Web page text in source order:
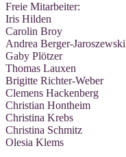
Freie Mit­ar­bei­ter:
Iris Hilden
Caro­lin Broy
Andrea Berger-Jaroszewski
Gaby Plötzer
Tho­mas Lauxen
Bri­git­te Richter-Weber
Cle­mens Hackenberg
Chris­ti­an Hontheim
Chris­ti­na Krebs
Chris­ti­na Schmitz
Ole­sia Klems